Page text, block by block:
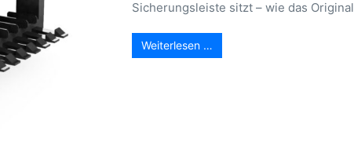
Sicherungsleiste sitzt – wie das
Weiterlesen …